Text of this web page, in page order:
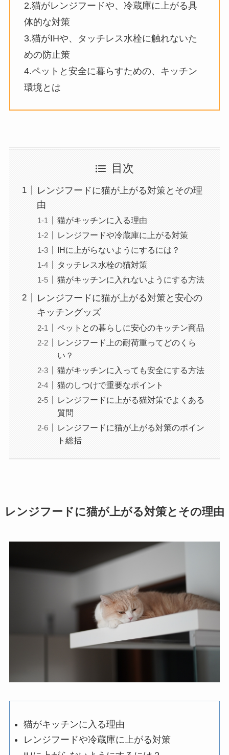
2.猫がレンジフードや、冷蔵庫に上がる具
体的な対策
3.猫がIHや、タッチレス水栓に触れないた
めの防止策
4.ペットと安全に暮らすための、キッチン
環境とは
目次
レンジフードに猫が上がる対策とその理
由
猫がキッチンに入る理由
レンジフードや冷蔵庫に上がる対策
IHに上がらないようにするには？
タッチレス水栓の猫対策
猫がキッチンに入れないようにする方法
レンジフードに猫が上がる対策と安心の
キッチングッズ
ペットとの暮らしに安心のキッチン商品
レンジフード上の耐荷重ってどのくら
い？
猫がキッチンに入っても安全にする方法
猫のしつけで重要なポイント
レンジフードに上がる猫対策でよくある
質問
レンジフードに猫が上がる対策のポイン
ト総括
レンジフードに猫が上がる対策とその理由
猫がキッチンに入る理由
レンジフードや冷蔵庫に上がる対策